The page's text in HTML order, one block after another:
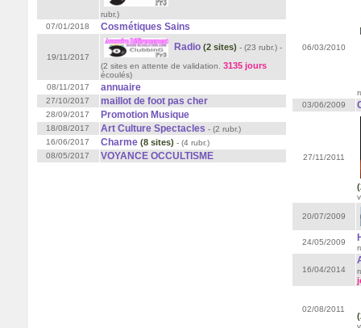
rubr.)
07/01/2018
Cosmétiques Sains
19/11/2017
Radio (2 sites) - (23 rubr.) -
(2 sites en attente de validation. 3135 jours
écoulés)
08/11/2017
annuaire
27/10/2017 maillot de foot pas cher
28/09/2017 Promotion Musique
18/08/2017 Art Culture Spectacles - (2 rubr.)
16/06/2017
Charme (8 sites) - (4 rubr.)
08/05/2017
VOYANCE OCCULTISME
06/03/2010
03/06/2009
27/11/2011
20/07/2009
24/05/2009
16/04/2014
02/08/2011